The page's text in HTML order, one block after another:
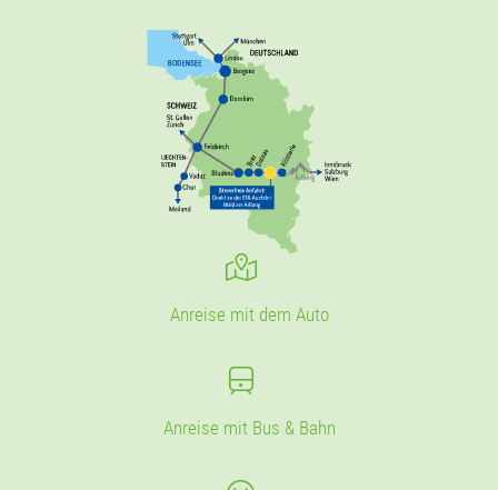
Anreise mit dem Auto
Anreise mit Bus & Bahn